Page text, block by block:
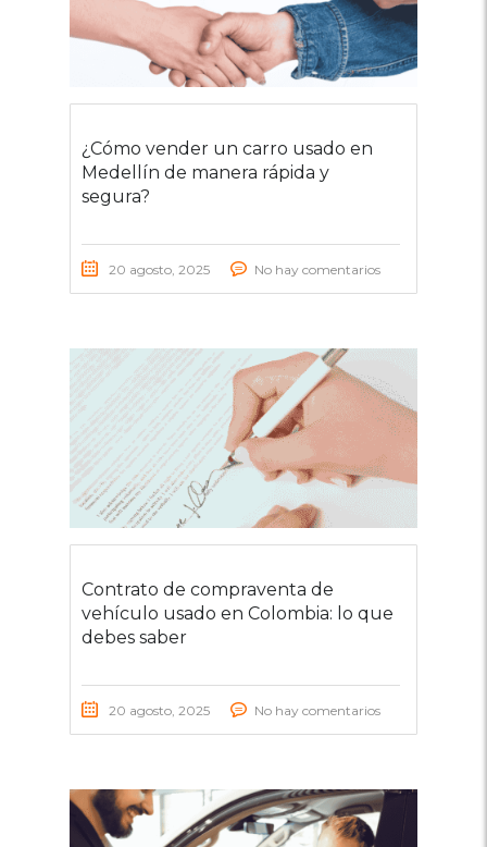
¿Cómo vender un carro usado en
Medellín de manera rápida y
segura?
20 agosto, 2025 No hay comentarios
Contrato de compraventa de
vehículo usado en Colombia: lo que
debes saber
20 agosto, 2025 No hay comentarios